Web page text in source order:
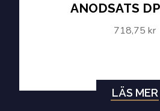
ANODSATS
718,75 kr
LÄS MER